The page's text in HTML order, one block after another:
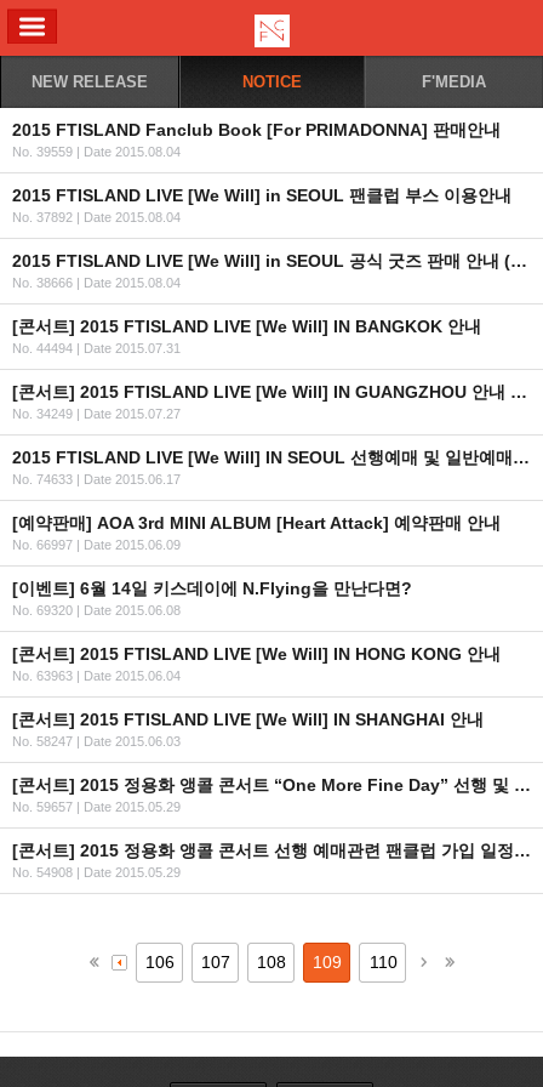
NEW RELEASE NOTICE F'MEDIA
2015 FTISLAND Fanclub Book [For PRIMADONNA] 판매안내
No. 39559 | Date 2015.08.04
2015 FTISLAND LIVE [We Will] in SEOUL 팬클럽 부스 이용안내
No. 37892 | Date 2015.08.04
2015 FTISLAND LIVE [We Will] in SEOUL 공식 굿즈 판매 안내 (KR/EN/JP)
No. 38666 | Date 2015.08.04
[콘서트] 2015 FTISLAND LIVE [We Will] IN BANGKOK 안내
No. 44494 | Date 2015.07.31
[콘서트] 2015 FTISLAND LIVE [We Will] IN GUANGZHOU 안내 (+티켓 오픈일자 추가)
No. 34249 | Date 2015.07.27
2015 FTISLAND LIVE [We Will] IN SEOUL 선행예매 및 일반예매 안내 (인증URL+좌석배치도추가)
No. 74633 | Date 2015.06.17
[예약판매] AOA 3rd MINI ALBUM [Heart Attack] 예약판매 안내
No. 66997 | Date 2015.06.09
[이벤트] 6월 14일 키스데이에 N.Flying을 만난다면?
No. 69320 | Date 2015.06.08
[콘서트] 2015 FTISLAND LIVE [We Will] IN HONG KONG 안내
No. 63963 | Date 2015.06.04
[콘서트] 2015 FTISLAND LIVE [We Will] IN SHANGHAI 안내
No. 58247 | Date 2015.06.03
[콘서트] 2015 정용화 앵콜 콘서트 “One More Fine Day” 선행 및 일반 예매 안내
No. 59657 | Date 2015.05.29
[콘서트] 2015 정용화 앵콜 콘서트 선행 예매관련 팬클럽 가입 일정 안내
No. 54908 | Date 2015.05.29
106 107 108 109 110